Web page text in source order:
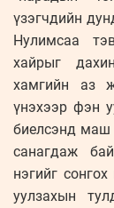
үзэгчдийн
Нулимсаа
хайрыг
хамгийн аз
үнэхээр фэн
биелсэнд маш
санагдаж
нэгийг
уулзахын